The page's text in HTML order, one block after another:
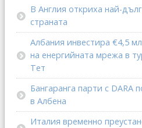
В Англия откриха най-
страната
Албания инвестира €4,5
на енергийната мрежа в
Тет
Бангаранга парти с DARA
в Албена
Италия временно